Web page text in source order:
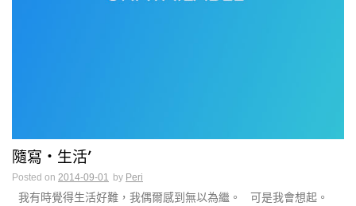
隨寫・生活’
Posted on 2014-09-01 by Peri
我有時覺得生活好難，我偶爾感到無以為繼。 可是我會想起。